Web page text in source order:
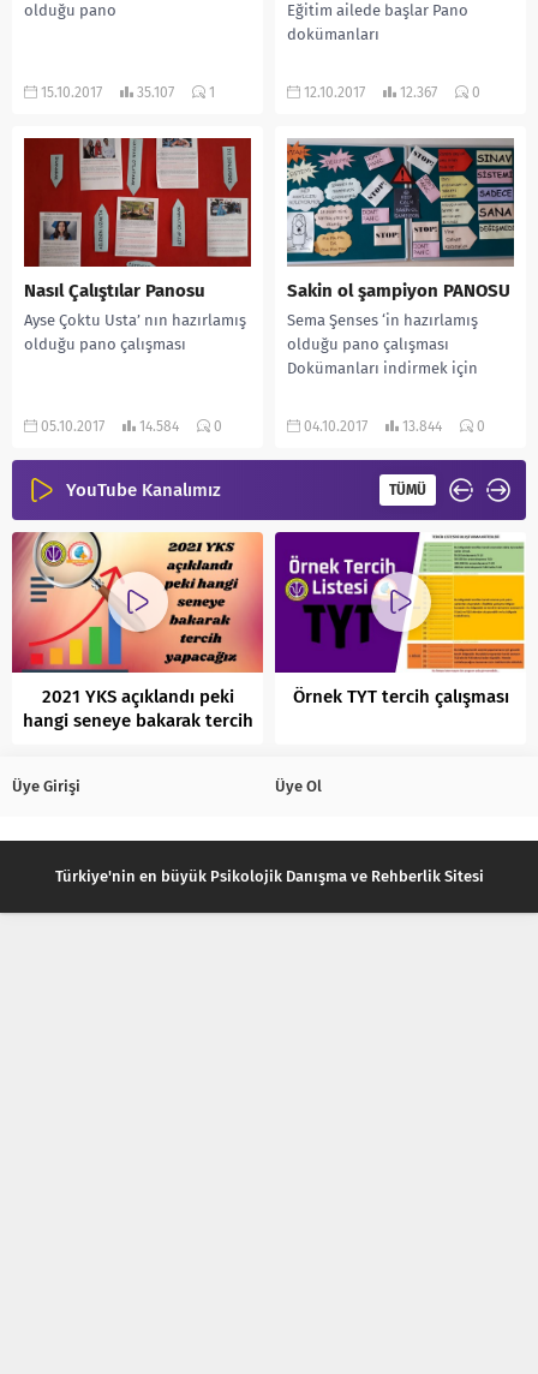
olduğu pano
15.10.2017 35.107 1
Eğitim ailede başlar Pano
dokümanları
12.10.2017 12.367 0
Nasıl Çalıştılar Panosu
Ayse Çoktu Usta’ nın hazırlamış
olduğu pano çalışması
05.10.2017 14.584 0
Sakin ol şampiyon PANOSU
Sema Şenses ‘in hazırlamış
olduğu pano çalışması
Dokümanları indirmek için
04.10.2017 13.844 0
YouTube Kanalımız TÜMÜ
2021 YKS açıklandı peki
hangi seneye bakarak tercih
Örnek TYT tercih çalışması
Üye Girişi Üye Ol
Türkiye'nin en büyük Psikolojik Danışma ve Rehberlik Sitesi